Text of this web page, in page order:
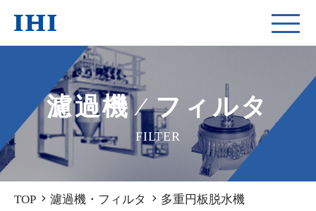
濾過機 ∕ フィルタ
FILTER
TOP 濾過機・フィルタ 多重円板脱水機